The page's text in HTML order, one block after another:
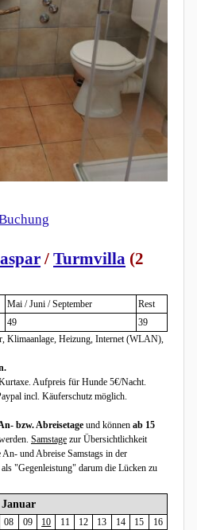
/ Turmvilla (2
Mai / Juni / September
Rest
49
39
Klimaanlage, Heizung, Internet (WLAN),
.
Aufpreis für Hunde 5€/Nacht.
incl. Käuferschutz möglich.
bzw. Abreisetage und können ab 15
Samstage zur Übersichtlichkeit
und Abreise Samstags in der
"Gegenleistung" darum die Lücken zu
Januar
08 09 10 11 12 13 14 15
16